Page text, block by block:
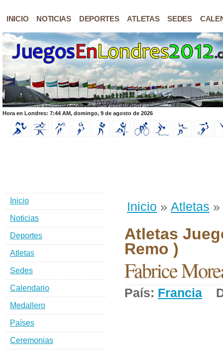
INICIO NOTICIAS DEPORTES ATLETAS SEDES
Hora en Londres: 7:44 AM, domingo, 9 de agosto de 2026
Inicio » Atletas »
Atletas
Remo )
Fabrice
País: Francia
Inicio
Noticias
Deportes
Atletas
Sedes
Calendario
Medallero
Países
Ceremonias